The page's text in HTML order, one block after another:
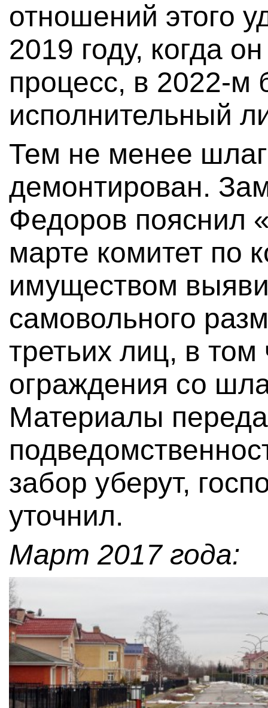
отношений этого
2019 году, когда
процесс, в 2022-м
исполнительный
Тем не менее
демонтирован.
Федоров пояснил
марте комитет по
имуществом
самовольного
третьих лиц, в том
ограждения со
Материалы
забор уберут,
уточнил.
Март 2017 года: